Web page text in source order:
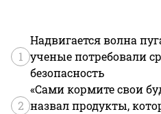
1
Надвигается волна
ученые потребовали
безопасность
2
«Сами кормите свои
назвал продукты,